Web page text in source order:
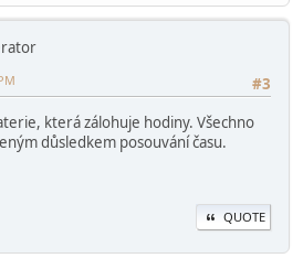
#3
která zálohuje hodiny. Všechno
důsledkem posouvání času.
QUOTE